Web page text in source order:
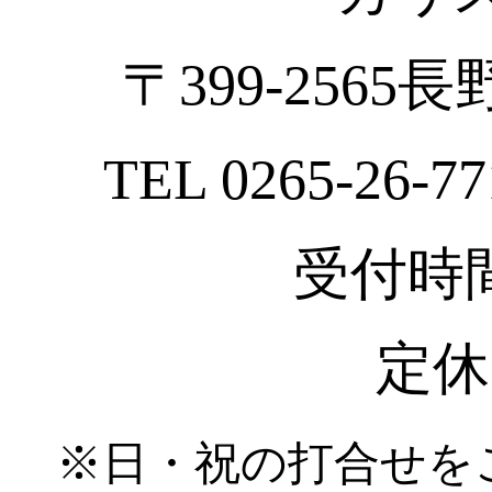
〒399-2565長
TEL 0265-26-
受付時
定
※日・祝の打合せを